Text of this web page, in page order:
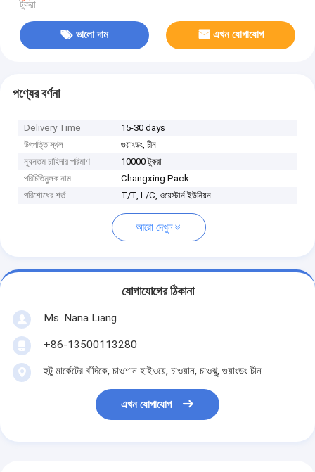
টুকরা
ভালো দাম এখন যোগাযোগ
পণ্যের বর্ণনা
Delivery Time
15-30 days
উৎপত্তি স্থল
গুয়াংডং, চীন
ন্যূনতম চাহিদার পরিমাণ
10000 টুকরা
পরিচিতিমুলক নাম
Changxing Pack
পরিশোধের শর্ত
T/T, L/C, ওয়েস্টার্ন ইউনিয়ন
আরো দেখুন
যোগাযোগের ঠিকানা
Ms. Nana Liang
+86-13500113280
হুটু মার্কেটের বাঁদিকে, চাওশান হাইওয়ে, চাওয়ান, চাওঝু, গুয়াংডং চীন
এখন যোগাযোগ